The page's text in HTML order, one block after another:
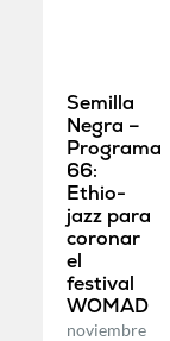
Semilla
Negra –
Programa
66:
Ethio-
jazz para
coronar
el
festival
WOMAD
noviembre